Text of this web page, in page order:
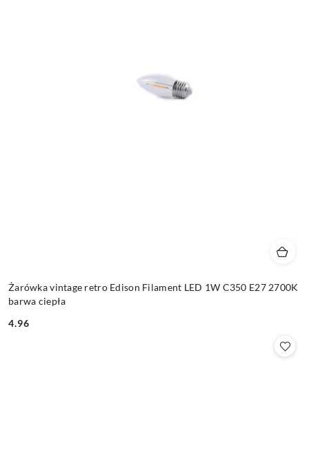
Żarówka vintage retro Edison Filament LED 1W C350 E27 2700K
barwa ciepła
Cena:
4.96